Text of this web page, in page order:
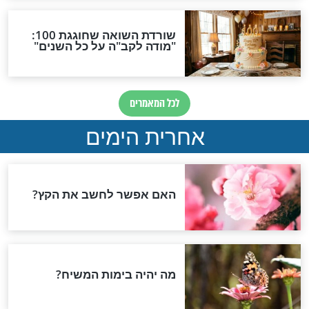
לפרשת משפטים
שטבעו של עם
לנצל אחד את
חדשות יהדות
הותר לפרסום: לוחמי מילואים
נהרגו בדרום לבנון